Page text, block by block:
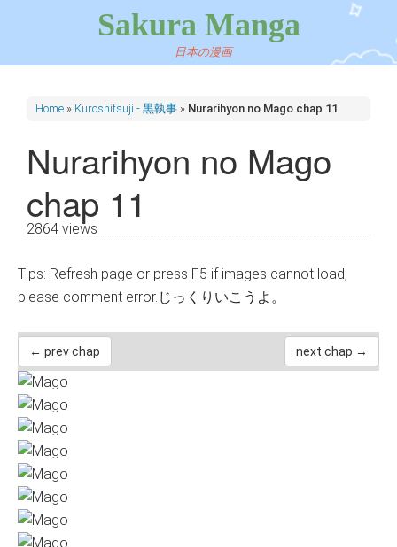
Sakura Manga
日本の漫画
Home » Kuroshitsuji - 黒執事 » Nurarihyon no Mago chap 11
Nurarihyon no Mago
chap 11
2864 views
Tips: Refresh page or press F5 if images cannot load,
please comment error.じっくりいこうよ。
← prev chap next chap →